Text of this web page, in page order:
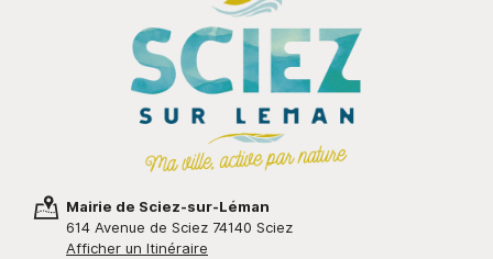
Mairie de Sciez-sur-Léman
614 Avenue de Sciez 74140 Sciez
Afficher un Itinéraire